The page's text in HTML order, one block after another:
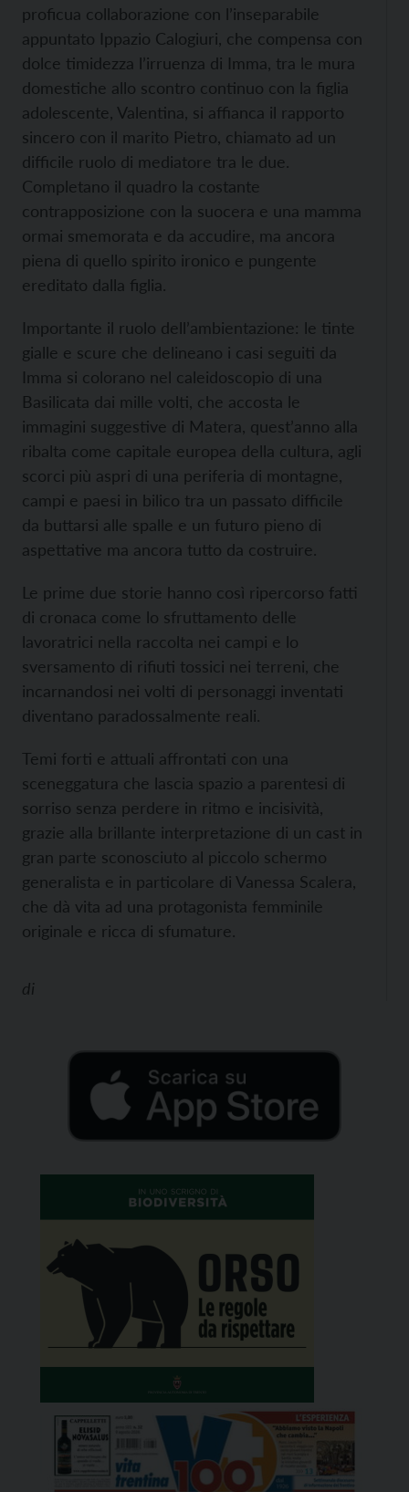
proficua collaborazione con l’inseparabile
appuntato Ippazio Calogiuri, che compensa con
dolce timidezza l’irruenza di Imma, tra le mura
domestiche allo scontro continuo con la figlia
adolescente, Valentina, si affianca il rapporto
sincero con il marito Pietro, chiamato ad un
difficile ruolo di mediatore tra le due.
Completano il quadro la costante
contrapposizione con la suocera e una mamma
ormai smemorata e da accudire, ma ancora
piena di quello spirito ironico e pungente
ereditato dalla figlia.
Importante il ruolo dell’ambientazione: le tinte
gialle e scure che delineano i casi seguiti da
Imma si colorano nel caleidoscopio di una
Basilicata dai mille volti, che accosta le
immagini suggestive di Matera, quest’anno alla
ribalta come capitale europea della cultura, agli
scorci più aspri di una periferia di montagne,
campi e paesi in bilico tra un passato difficile
da buttarsi alle spalle e un futuro pieno di
aspettative ma ancora tutto da costruire.
Le prime due storie hanno così ripercorso fatti
di cronaca come lo sfruttamento delle
lavoratrici nella raccolta nei campi e lo
sversamento di rifiuti tossici nei terreni, che
incarnandosi nei volti di personaggi inventati
diventano paradossalmente reali.
Temi forti e attuali affrontati con una
sceneggatura che lascia spazio a parentesi di
sorriso senza perdere in ritmo e incisività,
grazie alla brillante interpretazione di un cast in
gran parte sconosciuto al piccolo schermo
generalista e in particolare di Vanessa Scalera,
che dà vita ad una protagonista femminile
originale e ricca di sfumature.
di